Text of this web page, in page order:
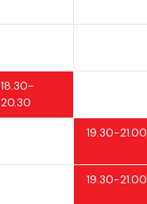
18.30-
20.30
19.30-21.00
19.30-21.00